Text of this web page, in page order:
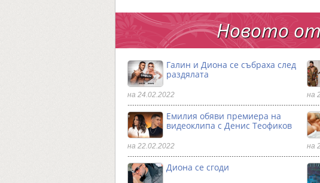
Новото от
Галин и Диона се събраха след
раздялата
на 24.02.2022 на
Емилия обяви премиера на
видеоклипа с Денис Теофиков
на 22.02.2022 на
Диона се сгоди